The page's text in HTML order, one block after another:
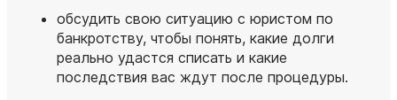
обсудить свою ситуацию с юристом по
банкротству, чтобы понять, какие долги
реально удастся списать и какие
последствия вас ждут после процедуры.